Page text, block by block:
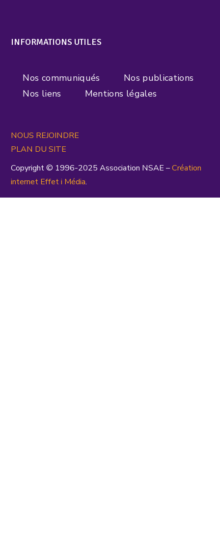
INFORMATIONS UTILES
Nos communiqués
Nos publications
Nos liens
Mentions légales
NOUS REJOINDRE
PLAN DU SITE
Copyright © 1996-2025 Association NSAE –Création
internet Effet i Média.